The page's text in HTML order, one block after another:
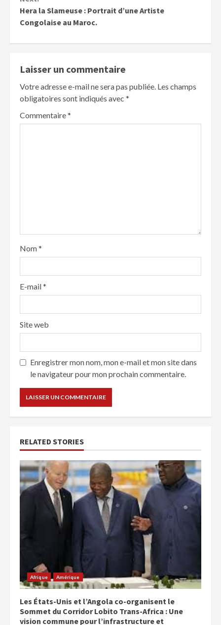
Hera la Slameuse : Portrait d’une Artiste
Congolaise au Maroc.
Laisser un commentaire
Votre adresse e-mail ne sera pas publiée. Les champs
obligatoires sont indiqués avec *
Commentaire*
Nom*
E-mail*
Site web
Enregistrer mon nom, mon e-mail et mon site dans
le navigateur pour mon prochain commentaire.
RELATED STORIES
Afrique Amérique
Les États-Unis et l’Angola co-organisent le
Sommet du Corridor Lobito Trans-Africa : Une
vision commune pour l’infrastructure et